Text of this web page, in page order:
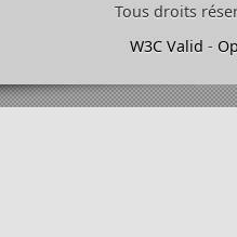
Tous droits
W3C Valid -